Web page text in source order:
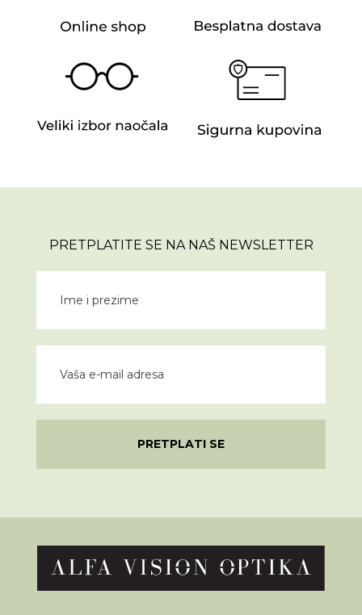
PRETPLATITE SE NA NAŠ NEWSLETTER
PRETPLATI SE